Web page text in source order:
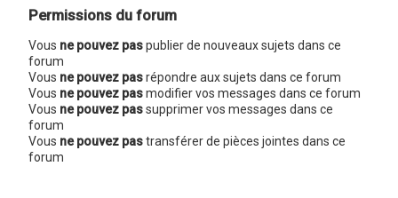
Permissions du forum
Vous ne pouvez paspublier de nouveaux sujets dans ce
forum
Vous ne pouvez pasrépondre aux sujets dans ce forum
Vous ne pouvez pasmodifier vos messages dans ce forum
Vous ne pouvez passupprimer vos messages dans ce
forum
Vous ne pouvez pastransférer de pièces jointes dans ce
forum